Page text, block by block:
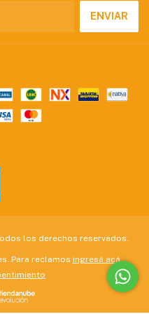
los derechos reservados.
Para reclamos ingresá acá.